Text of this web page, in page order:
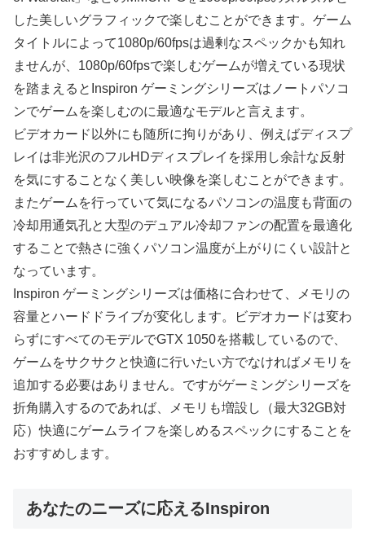
した美しいグラフィックで楽しむことができます。ゲーム
タイトルによって1080p/60fpsは過剰なスペックかも知れ
ませんが、1080p/60fpsで楽しむゲームが増えている現状
を踏まえるとInspiron ゲーミングシリーズはノートパソコ
ンでゲームを楽しむのに最適なモデルと言えます。
ビデオカード以外にも随所に拘りがあり、例えばディスプ
レイは非光沢のフルHDディスプレイを採用し余計な反射
を気にすることなく美しい映像を楽しむことができます。
またゲームを行っていて気になるパソコンの温度も背面の
冷却用通気孔と大型のデュアル冷却ファンの配置を最適化
することで熱さに強くパソコン温度が上がりにくい設計と
なっています。
Inspiron ゲーミングシリーズは価格に合わせて、メモリの
容量とハードドライブが変化します。ビデオカードは変わ
らずにすべてのモデルでGTX 1050を搭載しているので、
ゲームをサクサクと快適に行いたい方でなければメモリを
追加する必要はありません。ですがゲーミングシリーズを
折角購入するのであれば、メモリも増設し（最大32GB対
応）快適にゲームライフを楽しめるスペックにすることを
おすすめします。
あなたのニーズに応えるInspiron